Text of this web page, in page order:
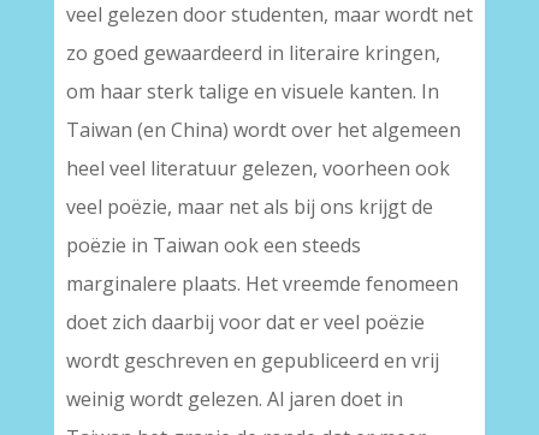
veel gelezen door studenten, maar wordt net
zo goed gewaardeerd in literaire kringen,
om haar sterk talige en visuele kanten. In
Taiwan (en China) wordt over het algemeen
heel veel literatuur gelezen, voorheen ook
veel poëzie, maar net als bij ons krijgt de
poëzie in Taiwan ook een steeds
marginalere plaats. Het vreemde fenomeen
doet zich daarbij voor dat er veel poëzie
wordt geschreven en gepubliceerd en vrij
weinig wordt gelezen. Al jaren doet in